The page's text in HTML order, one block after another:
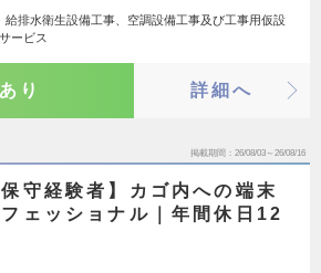
給排水衛生設備工事、空調設備工事及び工事用仮設
ービス
り 詳細へ
掲載期間 26/08/03～26/08/16
保守経験者】カゴ内への端末
ェッショナル｜年間休日12